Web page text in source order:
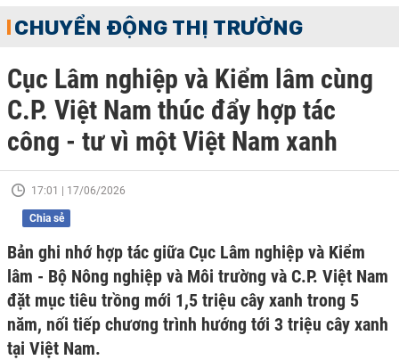
CHUYỂN ĐỘNG THỊ TRƯỜNG
Cục Lâm nghiệp và Kiểm lâm cùng
C.P. Việt Nam thúc đẩy hợp tác
công - tư vì một Việt Nam xanh
17:01 | 17/06/2026
Chia sẻ
Bản ghi nhớ hợp tác giữa Cục Lâm nghiệp và Kiểm
lâm - Bộ Nông nghiệp và Môi trường và C.P. Việt Nam
đặt mục tiêu trồng mới 1,5 triệu cây xanh trong 5
năm, nối tiếp chương trình hướng tới 3 triệu cây xanh
tại Việt Nam.